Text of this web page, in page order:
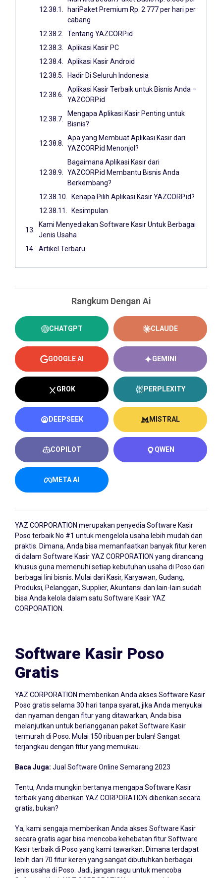
hariPaket Premium Rp. 2.777 per hari per
cabang
Tentang YAZCORP.id
Aplikasi Kasir PC
Aplikasi Kasir Android
Hadir Di Seluruh Indonesia
Aplikasi Kasir Terbaik untuk Bisnis Anda –
YAZCORP.id
Mengapa Aplikasi Kasir Penting untuk
Bisnis?
Apa yang Membuat Aplikasi Kasir dari
YAZCORP.id Menonjol?
Bagaimana Aplikasi Kasir dari
YAZCORP.id Membantu Bisnis Anda
Berkembang?
Kenapa Pilih Aplikasi Kasir YAZCORP.id?
Kesimpulan
Kami Menyediakan Software Kasir Untuk Berbagai
Jenis Usaha
Artikel Terbaru
Rangkum Dengan Ai
CHATGPT CLAUDE
GOOGLE AI GEMINI
GROK PERPLEXITY
DEEPSEEK MISTRAL
COPILOT QWEN
META AI
YAZ CORPORATION merupakan penyedia Software Kasir
Poso terbaik No #1 untuk mengelola usaha lebih mudah dan
praktis. Dimana, Anda bisa memanfaatkan banyak fitur keren
di dalam Software Kasir YAZ CORPORATION yang dirancang
khusus guna memenuhi setiap kebutuhan usaha di Poso dari
berbagai lini bisnis. Mulai dari Kasir, Karyawan, Gudang,
Produksi, Pelanggan, Supplier, Akuntansi dan lain-lain sudah
bisa Anda kelola dalam satu Software Kasir YAZ
CORPORATION.
Software Kasir Poso
Gratis
YAZ CORPORATION memberikan Anda akses Software Kasir
Poso gratis selama 30 hari tanpa syarat, jika Anda menyukai
dan nyaman dengan fitur yang ditawarkan, Anda bisa
melanjutkan untuk berlangganan paket Software Kasir
termurah di Poso. Mulai 150 ribuan per bulan! Sangat
terjangkau dengan fitur yang memukau.
Baca Juga: Jual Software Online Semarang 2023
Tentu, Anda mungkin bertanya mengapa Software Kasir
terbaik yang diberikan YAZ CORPORATION diberikan secara
gratis, bukan?
Ya, kami sengaja memberikan Anda akses Software Kasir
secara gratis agar bisa mencoba kehebatan fitur Software
Kasir terbaik di Poso yang kami tawarkan. Dimana terdapat
lebih dari 70 fitur keren yang sangat dibutuhkan berbagai
jenis usaha di Poso. Jadi, jangan ragu untuk mencoba